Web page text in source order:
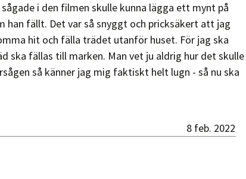
i den filmen skulle kunna lägga ett mynt på
han fällt. Det var så snyggt och pricksäkert att jag
hit och fälla trädet utanför huset. För jag ska
ska fällas till marken. Man vet ju aldrig hur det skulle
så känner jag mig faktiskt helt lugn - så nu ska
8 feb. 2022